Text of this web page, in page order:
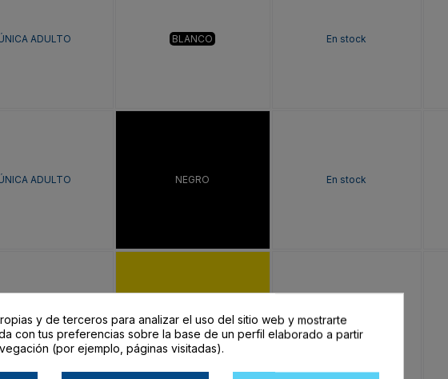
ADULTO BLANCO En stock
ADULTO NEGRO En stock
ADULTO AMARILLO En stock
y de terceros para analizar el uso del sitio web y mostrarte
con tus preferencias sobre la base de un perfil elaborado a partir
(por ejemplo, páginas visitadas).